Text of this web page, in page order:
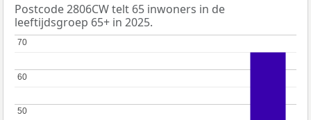
Postcode 2806CW telt 65 inwoners in de
leeftijdsgroep 65+ in 2025.
50
50
60
60
70
70